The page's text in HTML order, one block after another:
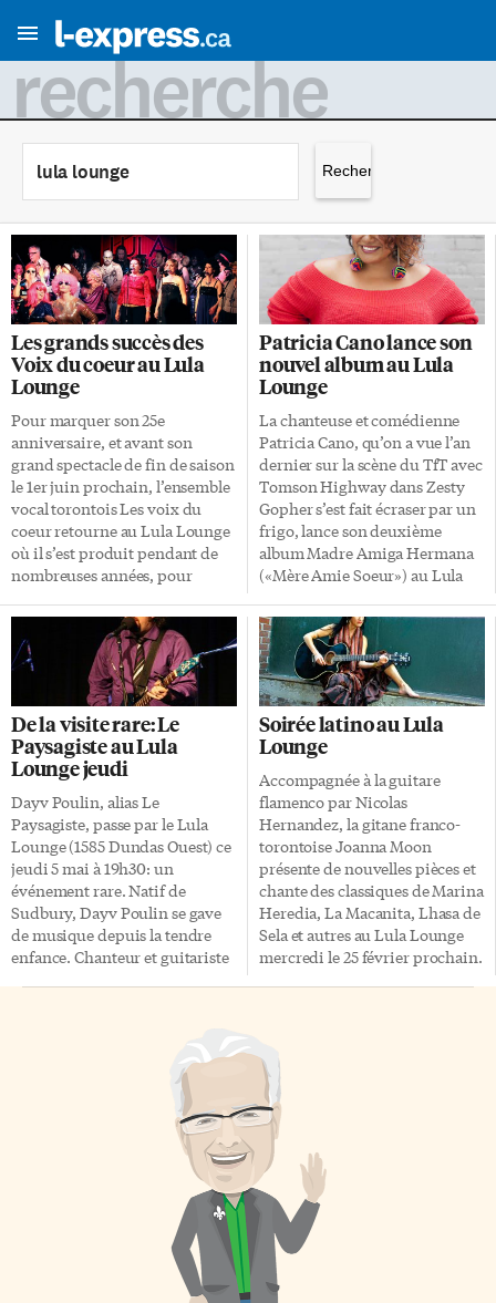
recherche
Les grands succès des
Voix du coeur au Lula
Lounge
Pour marquer son 25e
anniversaire, et avant son
grand spectacle de fin de saison
le 1er juin prochain, l’ensemble
vocal torontois Les voix du
coeur retourne au Lula Lounge
où il s’est produit pendant de
nombreuses années, pour
dans une atmosphère de
cabaret. Depuis sa création en
1994, l’ensemble de 40 choristes
joue un rôle actif dans la vie
culturelle francophone de
Toronto en donnant chaque
année des spectacles de qualité
– dont un concert de Noël –
pour faire connaître et
apprécier la richesse de la
chanson d’expression française
à un public francophone et […]
Patricia Cano lance son
nouvel album au Lula
Lounge
La chanteuse et comédienne
Patricia Cano, qu’on a vue l’an
dernier sur la scène du TfT avec
Tomson Highway dans Zesty
Gopher s’est fait écraser par un
frigo, lance son deuxième
album Madre Amiga Hermana
(«Mère Amie Soeur») au Lula
Née à Sudbury, où ses parents
péruviens ont failli ne pas
rester, l’artiste trilingue habite
désormais à Toronto.
«Comment c’était grandir dans
une famille latino et aller à
l’école française à Sudbury?
Rien de spécial: pour moi
c’était juste normal», dit-elle en
entrevue à L’Express. Son
nouvel album, comme This is
the New World […]
De la visite rare: Le
Paysagiste au Lula
Lounge jeudi
Dayv Poulin, alias Le
Paysagiste, passe par le Lula
Lounge (1585 Dundas Ouest) ce
jeudi 5 mai à 19h30: un
événement rare. Natif de
Sudbury, Dayv Poulin se gave
de musique depuis la tendre
enfance. Chanteur et guitariste
Dramatik, formation qui créé
une petite révolution musicale
canadien avec son mélange de
politique. Influencé par la
musique d’Harmonium, Daniel
Bélanger, Alexandre Désilets et
Marie-Pierre Arthur, pour ne
nommer que ceux-là, […]
Soirée latino au Lula
Lounge
Accompagnée à la guitare
flamenco par Nicolas
Hernandez, la gitane franco-
torontoise Joanna Moon
présente de nouvelles pièces et
chante des classiques de Marina
Heredia, La Macanita, Lhasa de
Sela et autres au Lula Lounge
mercredi le 25 février prochain.
passion et de chaleur au milieu
de notre hiver.